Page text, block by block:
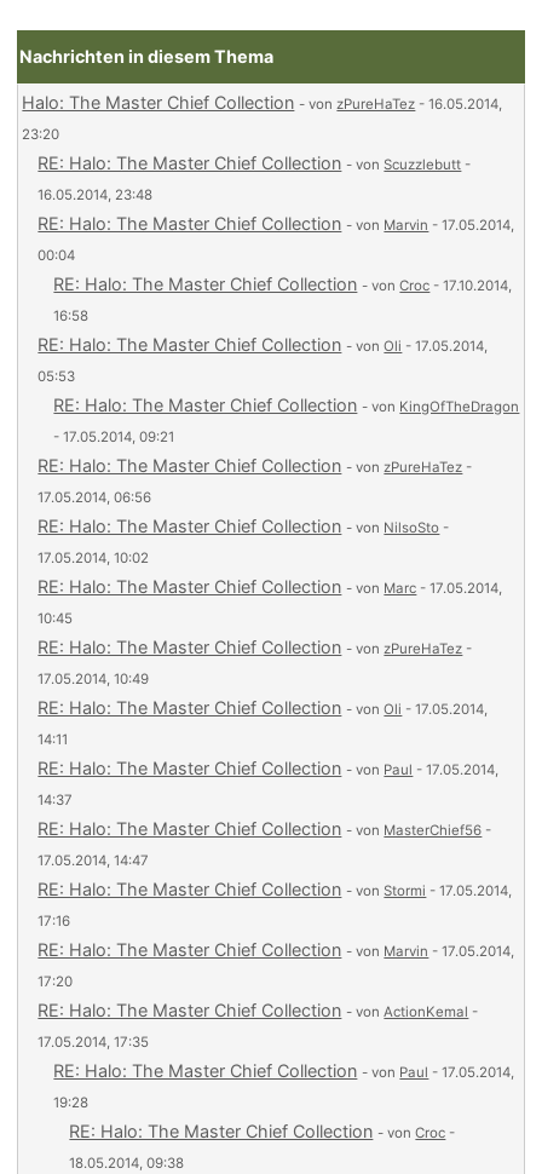
Nachrichten in diesem Thema
Halo: The Master Chief Collection - vonzPureHaTez - 16.05.2014,
23:20
RE: Halo: The Master Chief Collection - vonScuzzlebutt -
16.05.2014, 23:48
RE: Halo: The Master Chief Collection - von Marvin - 17.05.2014,
00:04
RE: Halo: The Master Chief Collection - vonCroc - 17.10.2014,
16:58
RE: Halo: The Master Chief Collection - vonOli - 17.05.2014,
05:53
RE: Halo: The Master Chief Collection - von KingOfTheDragon
- 17.05.2014, 09:21
RE: Halo: The Master Chief Collection - vonzPureHaTez -
17.05.2014, 06:56
RE: Halo: The Master Chief Collection - von NilsoSto -
17.05.2014, 10:02
RE: Halo: The Master Chief Collection - von Marc - 17.05.2014,
10:45
RE: Halo: The Master Chief Collection - vonzPureHaTez -
17.05.2014, 10:49
RE: Halo: The Master Chief Collection - vonOli - 17.05.2014,
14:11
RE: Halo: The Master Chief Collection - von Paul - 17.05.2014,
14:37
RE: Halo: The Master Chief Collection - von MasterChief56 -
17.05.2014, 14:47
RE: Halo: The Master Chief Collection - vonStormi - 17.05.2014,
17:16
RE: Halo: The Master Chief Collection - von Marvin - 17.05.2014,
17:20
RE: Halo: The Master Chief Collection - vonActionKemal -
17.05.2014, 17:35
RE: Halo: The Master Chief Collection - von Paul - 17.05.2014,
19:28
RE: Halo: The Master Chief Collection - vonCroc -
18.05.2014, 09:38